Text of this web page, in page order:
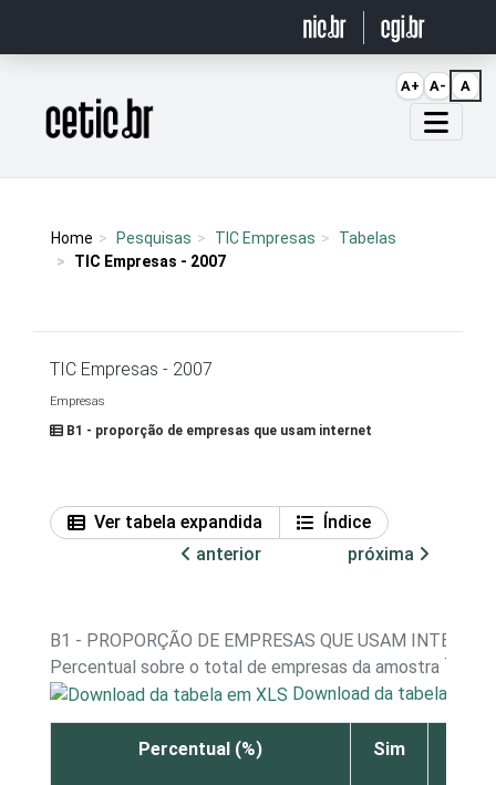
Página inicial
Home Pesquisas TIC Empresas
Tabelas
TIC Empresas - 2007
TIC Empresas - 2007
Empresas
B1 - proporção de empresas que usam internet
Ver tabela expandida
Índice
anterior
próxima
B1 - PROPORÇÃO DE EMPRESAS QUE USAM INTERNET
Percentual sobre o total de empresas da amostra 1
Download da tabela em
Percentual (%) Sim
A+ A- A